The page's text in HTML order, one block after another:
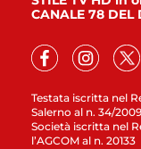
Testata iscritta nel
Salerno al n. 34/2009
Società iscritta nel
l’AGCOM al n. 20133
CANALE 78 DEL